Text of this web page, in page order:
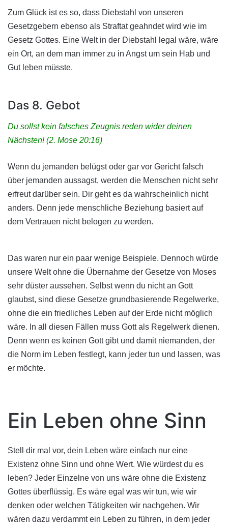
Zum Glück ist es so, dass Diebstahl von unseren
Gesetzgebern ebenso als Straftat geahndet wird wie im
Gesetz Gottes. Eine Welt in der Diebstahl legal wäre, wäre
ein Ort, an dem man immer zu in Angst um sein Hab und
Gut leben müsste.
Das 8. Gebot
Du sollst kein falsches Zeugnis reden wider deinen
Nächsten! (2. Mose 20:16)
Wenn du jemanden belügst oder gar vor Gericht falsch
über jemanden aussagst, werden die Menschen nicht sehr
erfreut darüber sein. Dir geht es da wahrscheinlich nicht
anders. Denn jede menschliche Beziehung basiert auf
dem Vertrauen nicht belogen zu werden.
Das waren nur ein paar wenige Beispiele. Dennoch würde
unsere Welt ohne die Übernahme der Gesetze von Moses
sehr düster aussehen. Selbst wenn du nicht an Gott
glaubst, sind diese Gesetze grundbasierende Regelwerke,
ohne die ein friedliches Leben auf der Erde nicht möglich
wäre. In all diesen Fällen muss Gott als Regelwerk dienen.
Denn wenn es keinen Gott gibt und damit niemanden, der
die Norm im Leben festlegt, kann jeder tun und lassen, was
er möchte.
Ein Leben ohne Sinn
Stell dir mal vor, dein Leben wäre einfach nur eine
Existenz ohne Sinn und ohne Wert. Wie würdest du es
leben? Jeder Einzelne von uns wäre ohne die Existenz
Gottes überflüssig. Es wäre egal was wir tun, wie wir
denken oder welchen Tätigkeiten wir nachgehen. Wir
wären dazu verdammt ein Leben zu führen, in dem jeder